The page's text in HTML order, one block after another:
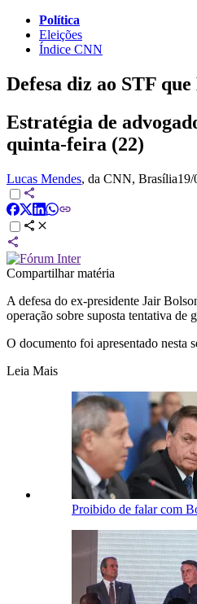
Política
Eleições
Índice CNN
Defesa diz ao STF
Estratégia de
quinta-feira (22)
Lucas Mendes, da CNN, Brasília19/
Compartilhar matéria
A defesa do ex-presidente Jair
operação sobre suposta tentativa de
O documento foi apresentado nesta
Leia Mais
Proibido de falar com